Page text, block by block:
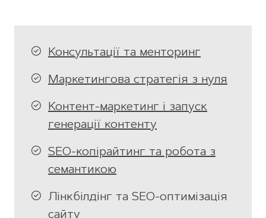
Консультації та менторинг
Маркетингова стратегія з нуля
Контент-маркетинг і запуск
генерації контенту
SEO-копірайтинг та робота з
семантикою
Лінкбілдінг та SEO-оптимізація
сайту